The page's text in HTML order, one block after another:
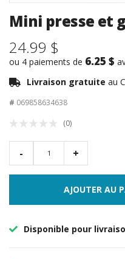
Mini presse et
24.99 $
ou 4 paiements de 6.25 $
Livraison gratuite au
# 069858634638
(0)
- +
AJOUTER AU
Disponible pour